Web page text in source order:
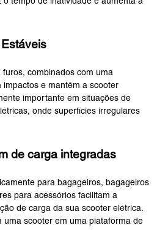
furos, combinados com uma
impactos e mantêm a scooter
importante em situações de
onde superfícies irregulares
de carga integradas
para bagageiros, bagageiros
para acessórios facilitam a
de carga da sua scooter elétrica.
uma scooter em uma plataforma de